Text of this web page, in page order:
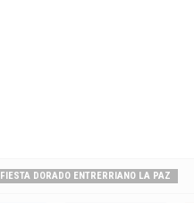
FIESTA DORADO ENTRERRIANO LA PAZ